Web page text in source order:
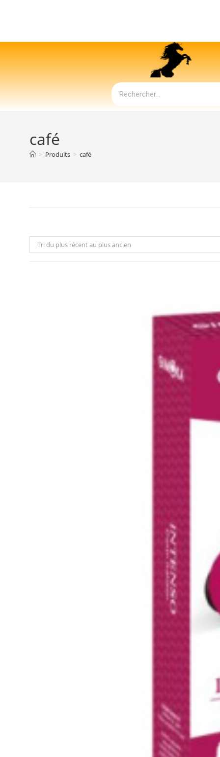
café
> Produits > café
Tri du plus récent au plus ancien